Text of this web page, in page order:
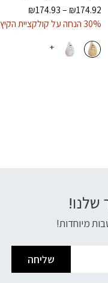
₪174.92
–
₪174.93
30% הנחה על קולקציית הקיץ
+
שלנו!
מיוחדות!
שליחה